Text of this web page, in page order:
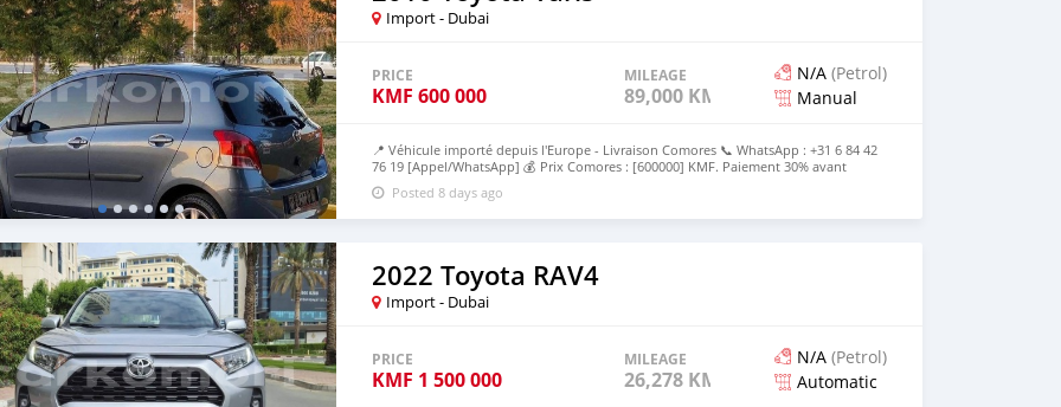
Import - Dubai
PRICE
KMF 600 000
MILEAGE
89,000 KM
N/A (Petrol)
Manual
📍 Véhicule importé depuis l'Europe - Livraison Comores 📞 WhatsApp : +31 6 84 42
76 19 [Appel/WhatsApp] 💰 Prix Comores : [600000] KMF. Paiement 30% avant
expédition, 70% à l’arrivée
Posted 8 days ago
2022 Toyota RAV4
Import - Dubai
PRICE
KMF 1 500 000
MILEAGE
26,278 KM
N/A (Petrol)
Automatic